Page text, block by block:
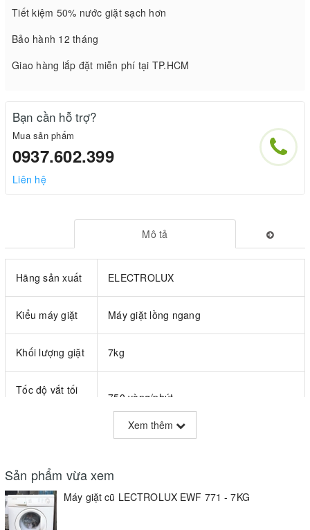
Tiết kiệm 50% nước giặt sạch hơn
Bảo hành 12 tháng
Giao hàng lắp đặt miễn phí tại TP.HCM
Bạn cần hỗ trợ?
Mua sản phẩm
0937.602.399
Liên hệ
Mô tả
Hãng sản xuất ELECTROLUX
Kiểu máy giặt Máy giặt lồng ngang
Khối lượng giặt 7kg
Tốc độ vắt tối
750 vòng/phút
Chế độ giặt
• Giặt nặng
• Giặt ngâm
• Giặt nhanh
Xem thêm
Sản phẩm vừa xem
Máy giặt cũ LECTROLUX EWF 771 - 7KG